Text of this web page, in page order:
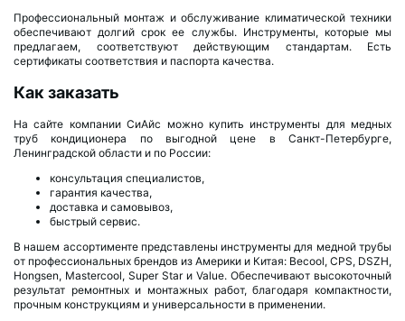
Профессиональный монтаж и обслуживание климатической техники
обеспечивают долгий срок ее службы. Инструменты, которые мы
предлагаем, соответствуют действующим стандартам. Есть
сертификаты соответствия и паспорта качества.
Как заказать
На сайте компании СиАйс можно купить инструменты для медных
труб кондиционера по выгодной цене в Санкт-Петербурге,
Ленинградской области и по России:
консультация специалистов,
гарантия качества,
доставка и самовывоз,
быстрый сервис.
В нашем ассортименте представлены инструменты для медной трубы
от профессиональных брендов из Америки и Китая: Becool, CPS, DSZH,
Hongsen, Mastercool, Super Star и Value. Обеспечивают высокоточный
результат ремонтных и монтажных работ, благодаря компактности,
прочным конструкциям и универсальности в применении.